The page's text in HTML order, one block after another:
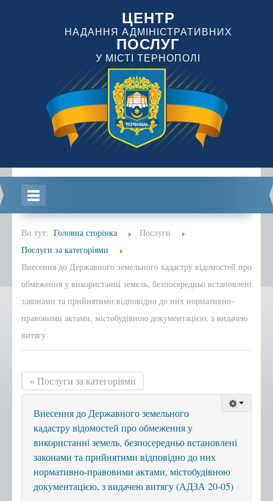
ЦЕНТР
НАДАННЯ АДМІНІСТРАТИВНИХ
ПОСЛУГ
У МІСТІ ТЕРНОПОЛІ
Головна
Інформація
Положення, Регламент
Структура
Графік роботи
Новини Тернопільської
міської ради
Корисна інформація
Віддалені робочі місця адміністраторів ЦНАП
с.Курівці
с. Іванківці
Ви тут: Головна сторінка
Послуги
Послуги за категоріями
Внесення до Державного земельного кадастру відомостей про
обмеження у використанні земель, безпосередньо встановлені
законами та прийнятими відповідно до них нормативно-
правовими актами, містобудівною документацією, з видачею
витягу
« Послуги за категоріями
Внесення до Державного земельного
кадастру відомостей про обмеження у
використанні земель, безпосередньо встановлені
законами та прийнятими відповідно до них
нормативно-правовими актами, містобудівною
документацією, з видачею витягу (АДЗА 20-05)